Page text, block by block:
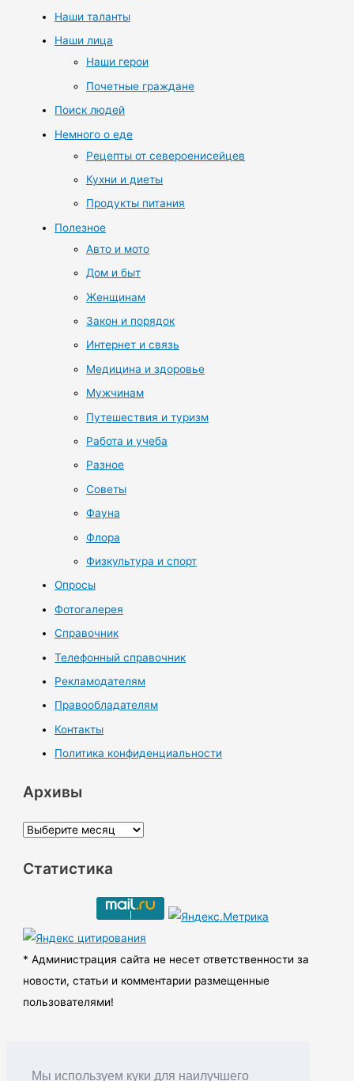
Мы используем куки для наилучшего
Наши таланты
Наши лица
Наши герои
Почетные граждане
Поиск людей
Немного о еде
Рецепты от североенисейцев
Кухни и диеты
Продукты питания
Полезное
Авто и мото
Дом и быт
Женщинам
Закон и порядок
Интернет и связь
Медицина и здоровье
Мужчинам
Путешествия и туризм
Работа и учеба
Разное
Советы
Фауна
Флора
Физкультура и спорт
Опросы
Фотогалерея
Справочник
Телефонный справочник
Рекламодателям
Правообладателям
Контакты
Политика конфиденциальности
Архивы
А
х
ы
Статистика
* Администрация сайта не несет ответственности за
новости, статьи и комментарии размещенные
пользователями!